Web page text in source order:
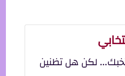
لكن هل تظنين